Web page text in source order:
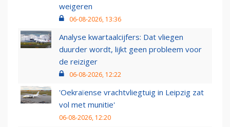
weigeren
06-08-2026, 13:36
Analyse kwartaalcijfers: Dat vliegen
duurder wordt, lijkt geen probleem voor
de reiziger
06-08-2026, 12:22
'Oekraïense vrachtvliegtuig in Leipzig zat
vol met munitie'
06-08-2026, 12:20